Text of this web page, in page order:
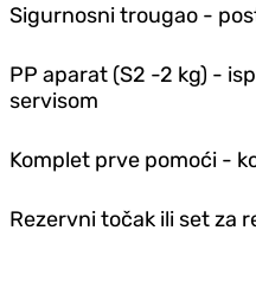
Sigurnosni trougao -
PP aparat (S2 -2 kg) -
servisom
Komplet prve pomoći -
Rezervni točak ili set za